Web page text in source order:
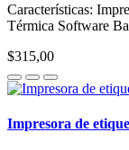
Características:
Térmica Software
$315,00
Impresora de